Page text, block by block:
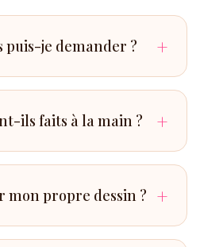
puis-je demander ? +
ils faits à la main ? +
mon propre dessin ? +